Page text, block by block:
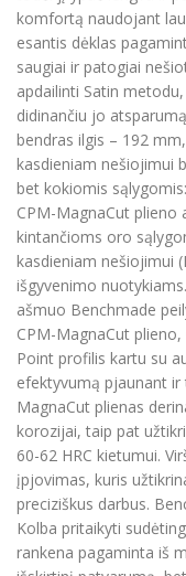
komfortą naudojant
esantis dėklas
saugiai ir patogiai
apdailinti Satin
didinančiu jo
bendras ilgis – 192
kasdieniam nešiojimui
bet kokiomis
CPM-MagnaCut plieno
kintančioms oro
kasdieniam nešiojimui
išgyvenimo
ašmuo Benchmade
CPM-MagnaCut
Point profilis kartu su
efektyvumą pjaunant ir
MagnaCut plienas
korozijai, taip pat
60-62 HRC kietumui.
įpjovimas, kuris
preciziškus darbus.
Kolba pritaikyti
rankena pagaminta iš